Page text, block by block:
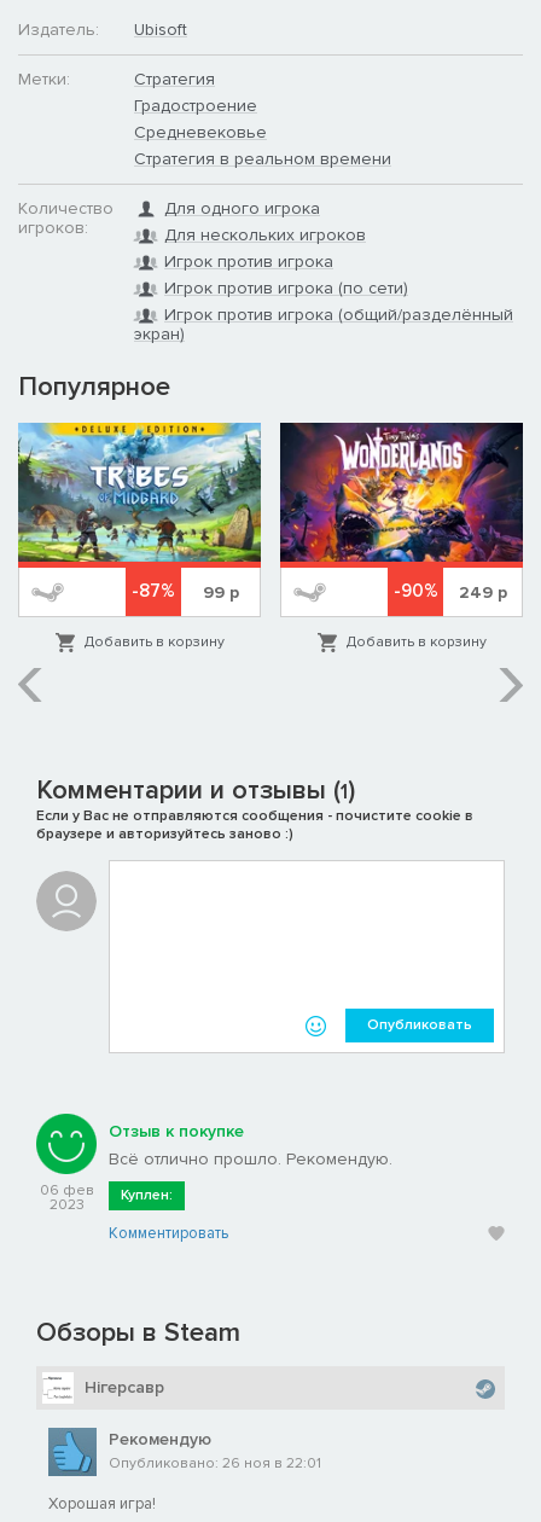
Издатель:
Ubisoft
Метки:
Стратегия
Градостроение
Средневековье
Стратегия в реальном времени
Количество
игроков:
Для одного игрока
Для нескольких игроков
Игрок против игрока
Игрок против игрока (по сети)
Игрок против игрока (общий/разделённый
экран)
Популярное
-87% 99р
Добавить в корзину
-90% 249р
Добавить в корзину
Комментарии и отзывы (1)
Если у Вас не отправляются сообщения - почистите cookie в
браузере и авторизуйтесь заново :)
Опубликовать
06 фев
2023
Отзыв к покупке
Всё отлично прошло. Рекомендую.
Куплен:
Комментировать
Обзоры в Steam
Нігерсавр
Рекомендую
Опубликовано: 26 ноя в 22:01
Хорошая игра!